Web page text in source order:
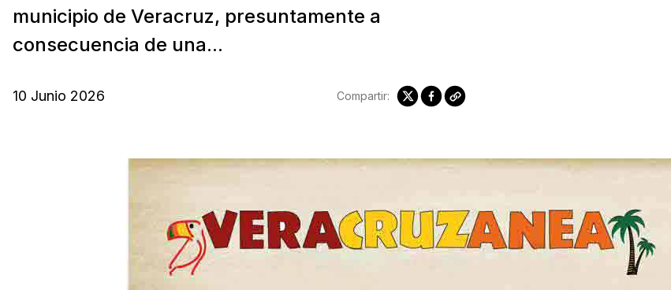
municipio de Veracruz, presuntamente a
consecuencia de una...
10 Junio 2026 Compartir: